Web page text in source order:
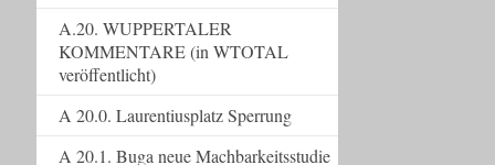
A.20. WUPPERTALER
KOMMENTARE (in WTOTAL
veröffentlicht)
A 20.0. Laurentiusplatz Sperrung
A 20.1. Buga neue Machbarkeitsstudie